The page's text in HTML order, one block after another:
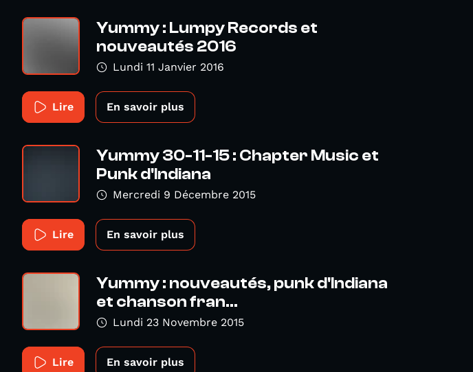
Yummy : Lumpy Records et
nouveautés 2016
Lundi 11 Janvier 2016
Lire En savoir plus
Yummy 30-11-15 : Chapter Music et
Punk d'Indiana
Mercredi 9 Décembre 2015
Lire En savoir plus
Yummy : nouveautés, punk d'Indiana
et chanson fran...
Lundi 23 Novembre 2015
Lire En savoir plus